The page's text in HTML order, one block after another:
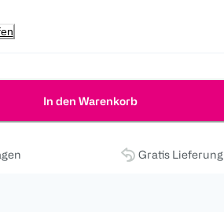
In den Warenkorb
Gratis